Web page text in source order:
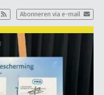
Abonneren via e-mail